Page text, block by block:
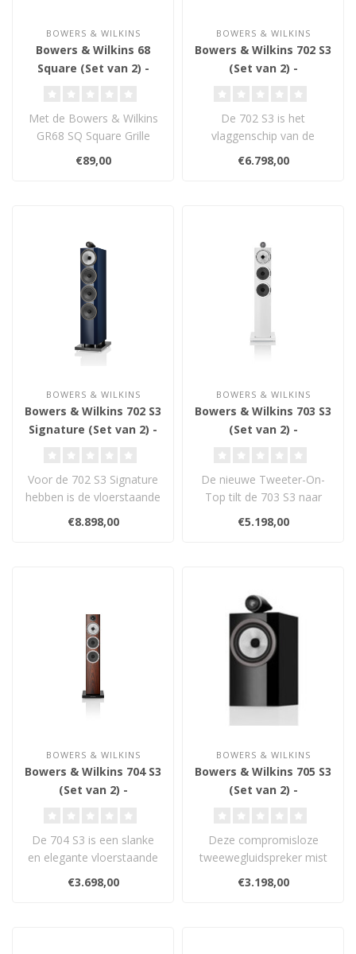
BOWERS & WILKINS
Bowers & Wilkins 68
Square (Set van 2) -
Met de Bowers & Wilkins
GR68 SQ Square Grille
Assembly geef je jouw
inbouwluidsp..
€89,00
BOWERS & WILKINS
Bowers & Wilkins 702 S3
(Set van 2) -
De 702 S3 is het
vlaggenschip van de
nieuwe 700-serie. Een
hypermoderne luidspre..
€6.798,00
BOWERS & WILKINS
Bowers & Wilkins 702 S3
Signature (Set van 2) -
Voor de 702 S3 Signature
hebben is de vloerstaande
luidspreker van de 700
Serie ..
€8.898,00
BOWERS & WILKINS
Bowers & Wilkins 703 S3
(Set van 2) -
De nieuwe Tweeter-On-
Top tilt de 703 S3 naar
een heel nieuw niveau...
€5.198,00
BOWERS & WILKINS
Bowers & Wilkins 704 S3
(Set van 2) -
De 704 S3 is een slanke
en elegante vloerstaande
luidspreker die makkelijker
€3.698,00
BOWERS & WILKINS
Bowers & Wilkins 705 S3
(Set van 2) -
Deze compromisloze
tweewegluidspreker mist
geen enkel muziekdetail...
€3.198,00